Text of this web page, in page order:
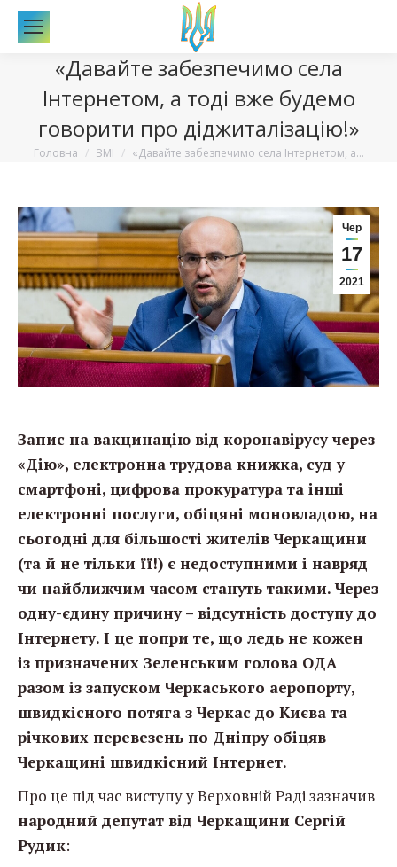
«Давайте забезпечимо села
Інтернетом, а тоді вже будемо
говорити про діджиталізацію!»
Вы здесь:
Головна ЗМІ «Давайте забезпечимо села Інтернетом, а…
Чер
17
2021
Запис на вакцинацію від коронавірусу через
«Дію», електронна трудова книжка, суд у
смартфоні, цифрова прокуратура та інші
електронні послуги, обіцяні моновладою, на
сьогодні для більшості жителів Черкащини
(та й не тільки її!) є недоступними і навряд
чи найближчим часом стануть такими. Через
одну-єдину причину – відсутність доступу до
Інтернету. І це попри те, що ледь не кожен
із призначених Зеленським голова ОДА
разом із запуском Черкаського аеропорту,
швидкісного потяга з Черкас до Києва та
річкових перевезень по Дніпру обіцяв
Черкащині швидкісний Інтернет.
Про це під час виступу у Верховній Раді зазначив
народний депутат від Черкащини Сергій
Рудик: